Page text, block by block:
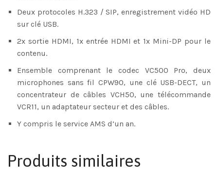
Deux protocoles H.323 / SIP, enregistrement vidéo HD
sur clé USB.
2x sortie HDMI, 1x entrée HDMI et 1x Mini-DP pour le
contenu.
Ensemble comprenant le codec VC500 Pro, deux
microphones sans fil CPW90, une clé USB-DECT, un
concentrateur de câbles VCH50, une télécommande
VCR11, un adaptateur secteur et des câbles.
Y compris le service AMS d’un an.
Produits similaires